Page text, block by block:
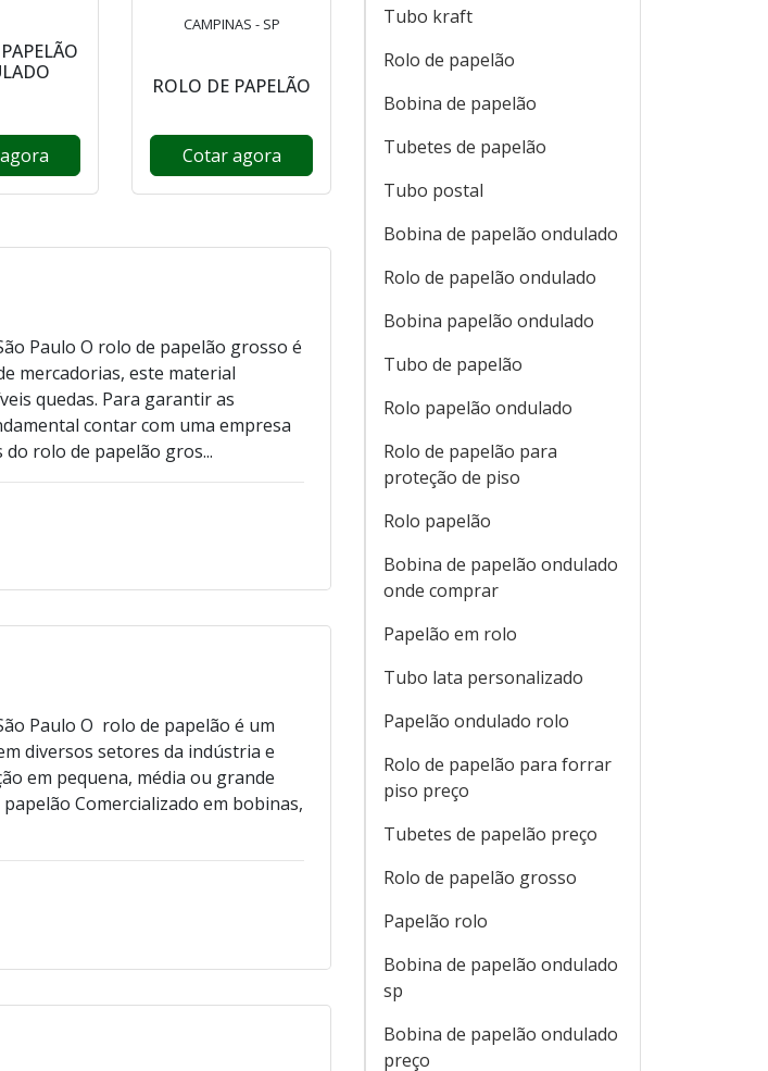
CAMPINAS - SP
ROLO DE PAPELÃO
Cotar agora
Paulo O rolo de papelão grosso é
mercadorias, este material
quedas. Para garantir as
contar com uma empresa
rolo de papelão gros...
Paulo O rolo de papelão é um
diversos setores da indústria e
em pequena, média ou grande
Comercializado em bobinas,
Tubo kraft
Rolo de papelão
Bobina de papelão
Tubetes de papelão
Tubo postal
Bobina de papelão ondulado
Rolo de papelão ondulado
Bobina papelão ondulado
Tubo de papelão
Rolo papelão ondulado
Rolo de papelão para
proteção de piso
Rolo papelão
Bobina de papelão ondulado
onde comprar
Papelão em rolo
Tubo lata personalizado
Papelão ondulado rolo
Rolo de papelão para forrar
piso preço
Tubetes de papelão preço
Rolo de papelão grosso
Papelão rolo
Bobina de papelão ondulado
sp
Bobina de papelão ondulado
preço